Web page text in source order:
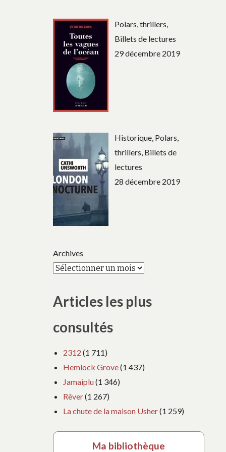
Polars, thrillers,
Billets de lectures
29 décembre 2019
Historique, Polars,
thrillers, Billets de
lectures
28 décembre 2019
Archives
Articles les plus
consultés
2312 (1 711)
Hemlock Grove(1 437)
Jamaiplu(1 346)
Rêver(1 267)
La chute de la maison Usher(1 259)
Ma bibliothèque